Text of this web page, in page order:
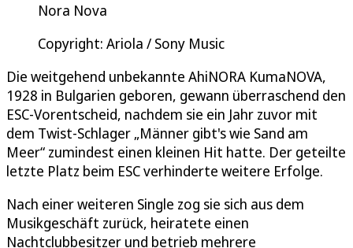
Nora Nova
Copyright: Ariola / Sony Music
Die weitgehend unbekannte AhiNORA KumaNOVA,
1928 in Bulgarien geboren, gewann überraschend den
ESC-Vorentscheid, nachdem sie ein Jahr zuvor mit
dem Twist-Schlager „Männer gibt's wie Sand am
Meer“ zumindest einen kleinen Hit hatte. Der geteilte
letzte Platz beim ESC verhinderte weitere Erfolge.
Nach einer weiteren Single zog sie sich aus dem
Musikgeschäft zurück, heiratete einen
Nachtclubbesitzer und betrieb mehrere